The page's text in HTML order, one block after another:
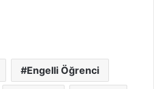
Engelli Öğrenci